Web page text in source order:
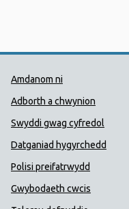
Dolenni
Amdanom ni
Adborth a chwynion
Swyddi gwag cyfredol
Datganiad hygyrchedd
Polisi preifatrwydd
Gwybodaeth cwcis